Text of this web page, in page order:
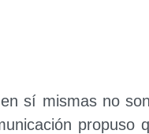
sí mismas no
propuso